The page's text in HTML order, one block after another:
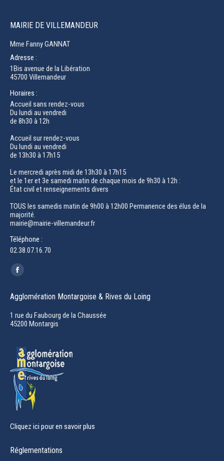
MAIRIE DE VILLEMANDEUR
Mme Fanny GANNAT
Adresse :
1Bis avenue de la Libération
45700 Villemandeur
Horaires :
Accueil sans rendez-vous
Du lundi au vendredi
de 8h30 à 12h
Accueil sur rendez-vous
Du lundi au vendredi
de 13h30 à 17h15
Le mercredi après midi de 13h30 à 17h15
et le 1er et 3e samedi matin de chaque mois de 9h30 à 12h :
État civil et renseignements divers
TOUS les samedis matin de 9h00 à 12h00 Permanence des élus de la
majorité.
mairie@mairie-villemandeur.fr
Téléphone :
02.38.07.16.70
Trouvez nous sur :
Facebook
opens
in
new
Agglomération Montargoise & Rives du Loing
1 rue du Faubourg de la Chaussée
45200 Montargis
Cliquez ici pour en savoir plus
Réglementations